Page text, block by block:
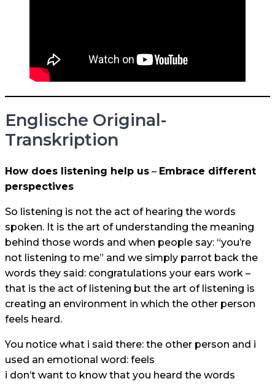
Englische Original-
Transkription
How does listening help us – Embrace different
perspectives
So listening is not the act of hearing the words
spoken. It is the art of understanding the meaning
behind those words and when people say: “you’re
not listening to me” and we simply parrot back the
words they said: congratulations your ears work –
that is the act of listening but the art of listening is
creating an environment in which the other person
feels heard.
You notice what i said there: the other person and i
used an emotional word: feels
i don’t want to know that you heard the words